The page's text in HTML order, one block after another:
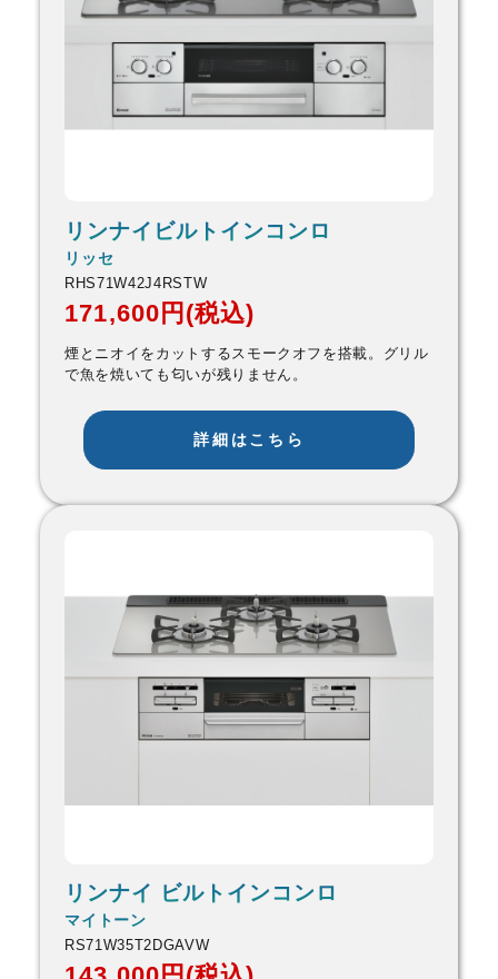
リンナイビルトインコンロ
リッセ
RHS71W42J4RSTW
171,600円(税込)
煙とニオイをカットするスモークオフを搭載。グリル
で魚を焼いても匂いが残りません。
詳細はこちら
リンナイ ビルトインコンロ
マイトーン
RS71W35T2DGAVW